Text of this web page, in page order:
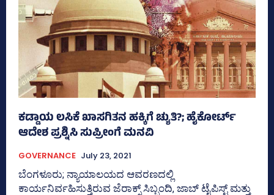
ಕಡ್ಡಾಯ ಲಸಿಕೆ ಖಾಸಗಿತನ ಹಕ್ಕಿಗೆ ಚ್ಯುತಿ?; ಹೈಕೋರ್ಟ್‌
ಆದೇಶ ಪ್ರಶ್ನಿಸಿ ಸುಪ್ರೀಂಗೆ ಮನವಿ
GOVERNANCE July 23, 2021
ಬೆಂಗಳೂರು; ನ್ಯಾಯಾಲಯದ ಆವರಣದಲ್ಲಿ
ಕಾರ್ಯನಿರ್ವಹಿಸುತ್ತಿರುವ ಜೆರಾಕ್ಸ್‌ ಸಿಬ್ಬಂದಿ, ಜಾಬ್‌ ಟೈಪಿಸ್ಟ್‌ ಮತ್ತು